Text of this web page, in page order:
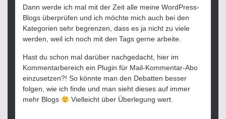
Dann werde ich mal mit der Zeit alle meine WordPress-
Blogs überprüfen und ich möchte mich auch bei den
Kategorien sehr begrenzen, dass es ja nicht zu viele
werden, weil ich noch mit den Tags gerne arbeite.
Hast du schon mal darüber nachgedacht, hier im
Kommentarbereich ein Plugin für Mail-Kommentar-Abo
einzusetzen?! So könnte man den Debatten besser
folgen, wie ich finde und man sieht dieses auf immer
mehr Blogs
Vielleicht über Überlegung wert.